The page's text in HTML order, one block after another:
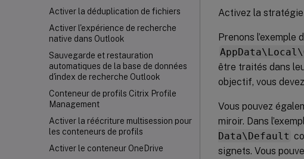
Activer la déduplication de fichiers
Activer l'expérience de recherche
native dans Outlook
Sauvegarde et restauration
automatiques de la base de données
d'index de recherche Outlook
Conteneur de profils Citrix Profile
Management
Activer la réécriture multisession pour
les conteneurs de profils
Activer le conteneur OneDrive
Activez la stratégie
Prenons
être traités dans
objectif, vous
Vous pouvez
miroir. Dans
Data\Default
signets. Vous